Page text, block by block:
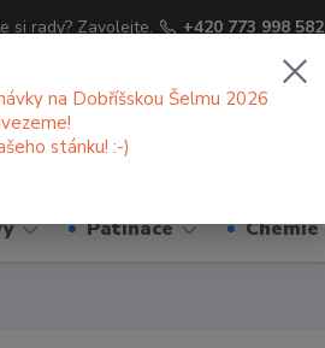
si rady? Zavolejte. +420 773 998 582
Patinace Chemie
na Dobříšskou Šelmu 2026
stánku! :-)